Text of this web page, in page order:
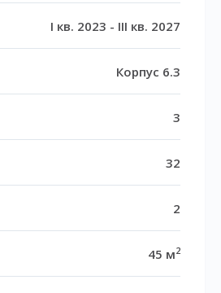
I кв. 2023 - III кв. 2027
Корпус 6.3
3
32
2
45 м2